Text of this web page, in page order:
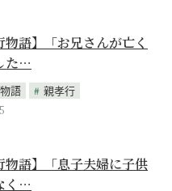
物語】「お兄さんが亡く
た…
語
親孝行
物語】「息子夫婦に子供
く…